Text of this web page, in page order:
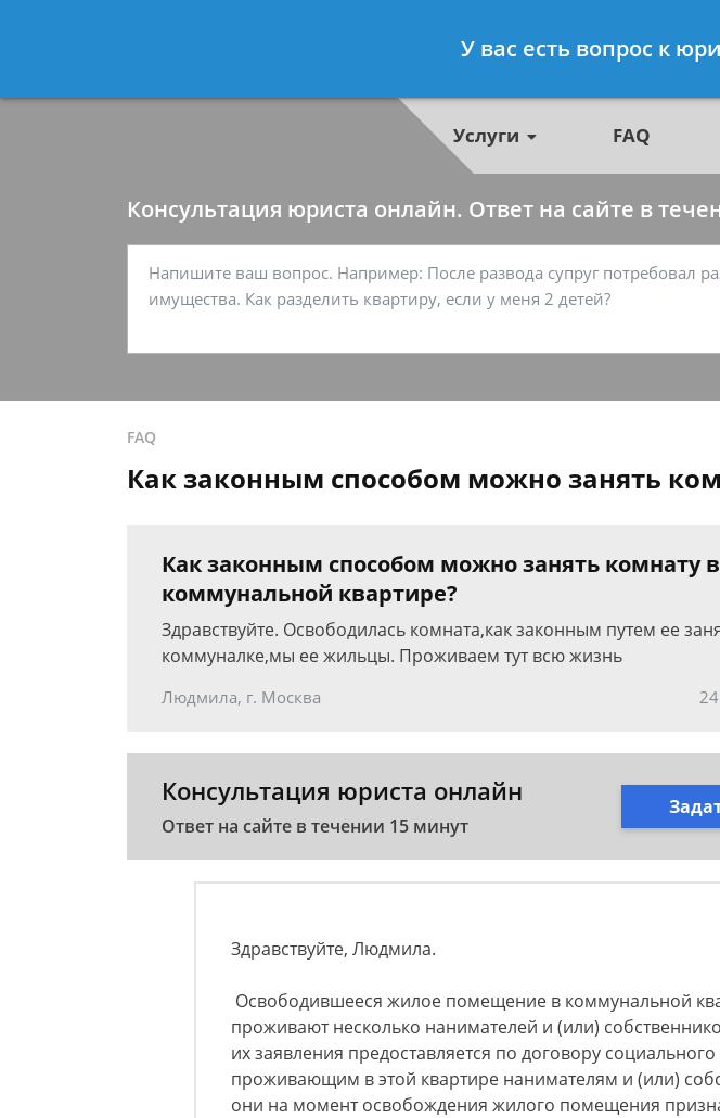
- Специалист по недвижимости, юрист
Услуги FAQ
Консультация юриста онлайн. Ответ на сайте в
FAQ
Как законным способом можно занять
Как законным способом можно занять комнату в
коммунальной квартире?
Здравствуйте. Освободилась комната,как законным путем ее
коммуналке,мы ее жильцы. Проживаем тут всю жизнь
Людмила, г. Москва
Консультация юриста онлайн
Ответ на сайте в течении 15 минут
Здравствуйте, Людмила.
Освободившееся жилое помещение в коммунальной
проживают несколько нанимателей и (или)
их заявления предоставляется по договору
проживающим в этой квартире нанимателям и (или)
они на момент освобождения жилого помещения
У вас есть вопрос к